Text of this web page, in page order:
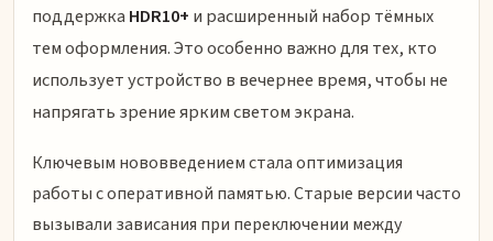
поддержка HDR10+ и расширенный набор тёмных
тем оформления. Это особенно важно для тех, кто
использует устройство в вечернее время, чтобы не
напрягать зрение ярким светом экрана.
Ключевым нововведением стала оптимизация
работы с оперативной памятью. Старые версии часто
вызывали зависания при переключении между